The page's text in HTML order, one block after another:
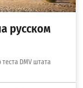
русском
DMV штата